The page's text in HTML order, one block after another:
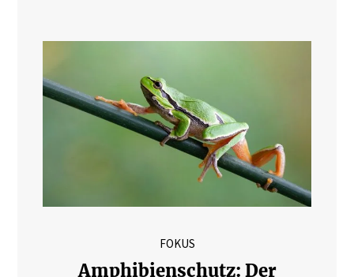
FOKUS
Amphibienschutz: Der